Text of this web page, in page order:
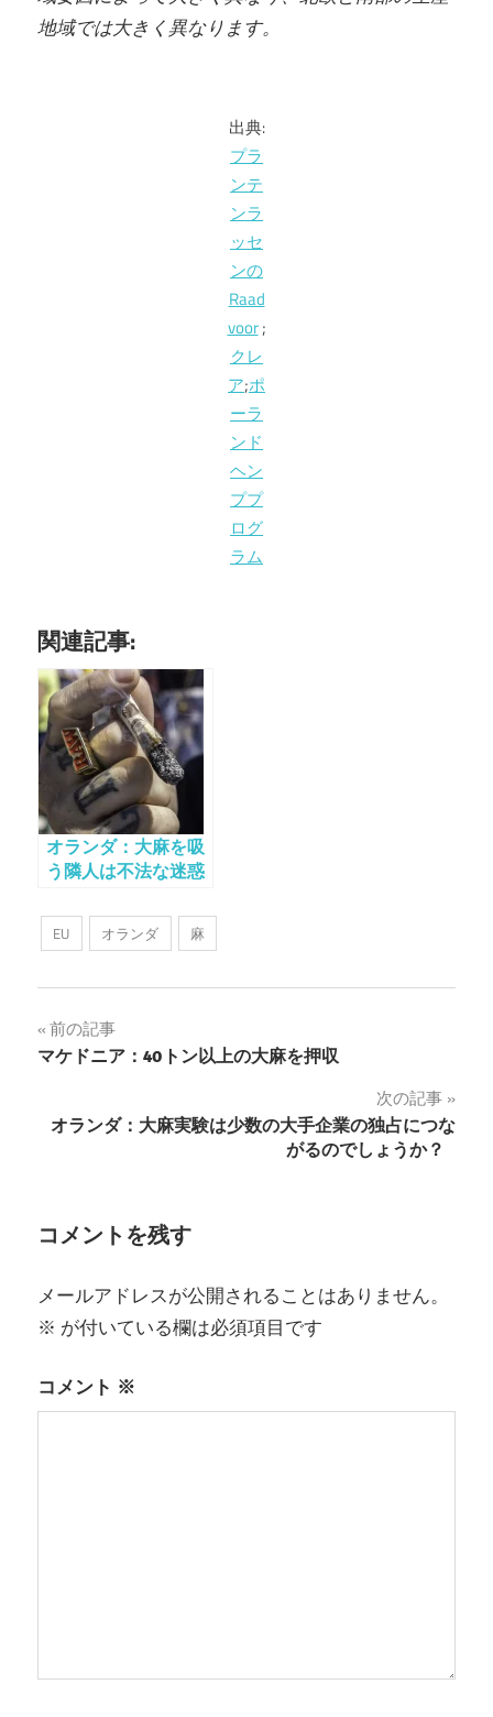
地域では大きく異なります。
出典:
プラ
ンテ
ンラ
ッセ
ンの
Raad
voor;
クレ
ア;ポ
ーラ
ンド
ヘン
ププ
ログ
ラム
関連記事:
オランダ：大麻を吸
う隣人は不法な迷惑
い
EU オランダ 麻
投
稿
ナ
ー
シ
ョ
ン
前の記事
マケドニア：40トン以上の大麻を押収
次の記事
オランダ：大麻実験は少数の大手企業の独占につな
がるのでしょうか？
コメントを残す
メールアドレスが公開されることはありません。
※ が付いている欄は必須項目です
コメント ※